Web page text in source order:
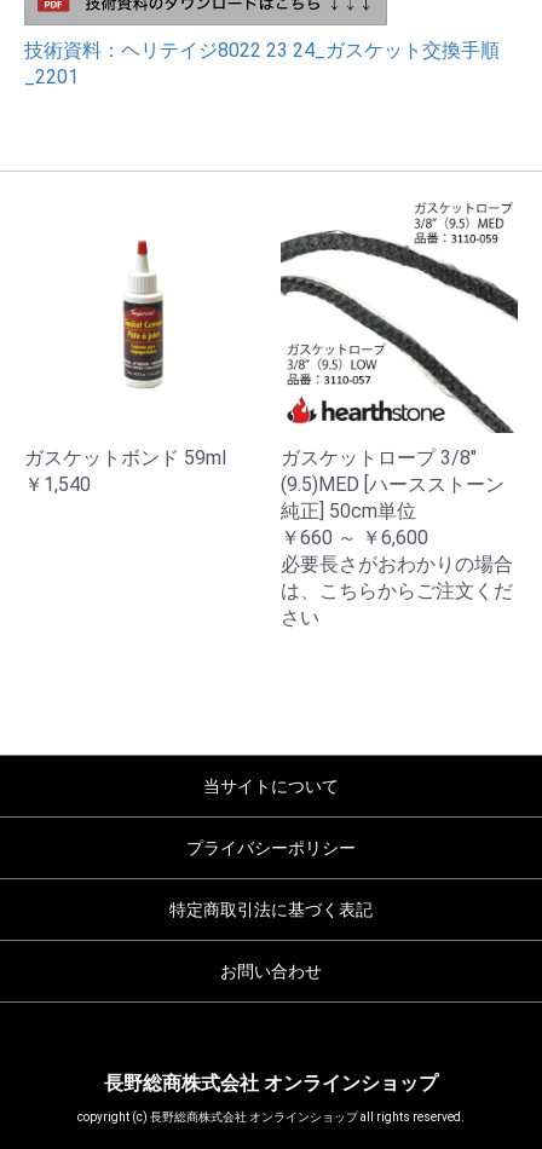
技術資料：ヘリテイジ8022 23 24_ガスケット交換手順
_2201
ガスケットボンド 59ml
￥1,540
ガスケットロープ 3/8"
(9.5)MED [ハースストーン
純正] 50cm単位
￥660 ～ ￥6,600
必要長さがおわかりの場合
は、こちらからご注文くだ
さい
当サイトについて
プライバシーポリシー
特定商取引法に基づく表記
お問い合わせ
長野総商株式会社 オンラインショップ
copyright (c) 長野総商株式会社 オンラインショップ all rights reserved.